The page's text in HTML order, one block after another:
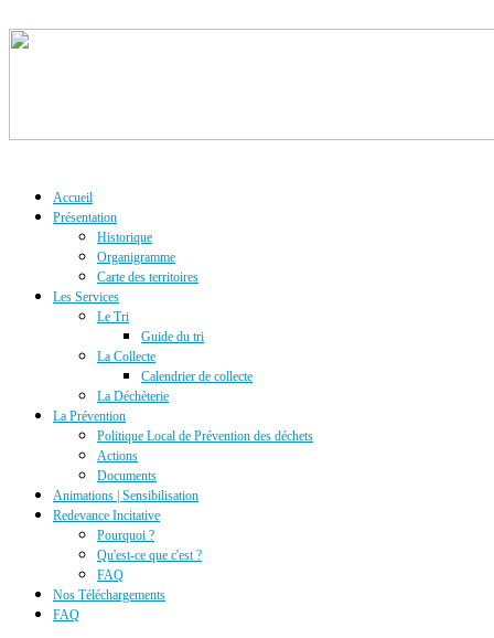
Accueil
Présentation
Historique
Organigramme
Carte des territoires
Les Services
Le Tri
Guide du tri
La Collecte
Calendrier de collecte
La Déchèterie
La Prévention
Politique Local de Prévention des déchets
Actions
Documents
Animations | Sensibilisation
Redevance Incitative
Pourquoi ?
Qu'est-ce que c'est ?
FAQ
Nos Téléchargements
FAQ